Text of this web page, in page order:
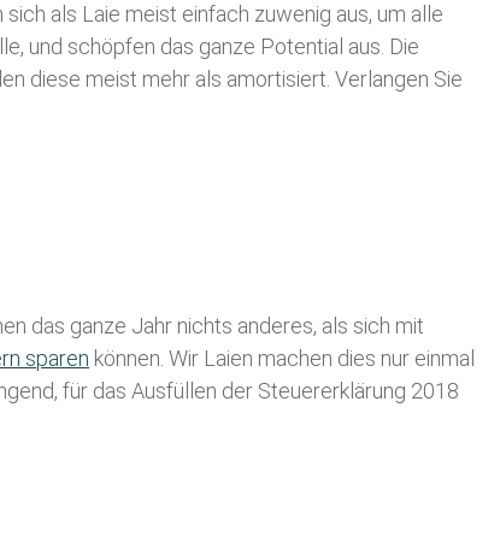
als Laie meist einfach zuwenig aus, um alle
und schöpfen das ganze Potential aus. Die
diese meist mehr als amortisiert. Verlangen Sie
das ganze Jahr nichts anderes, als sich mit
sparen können. Wir Laien machen dies nur einmal
für das Ausfüllen der Steuererklärung 2018